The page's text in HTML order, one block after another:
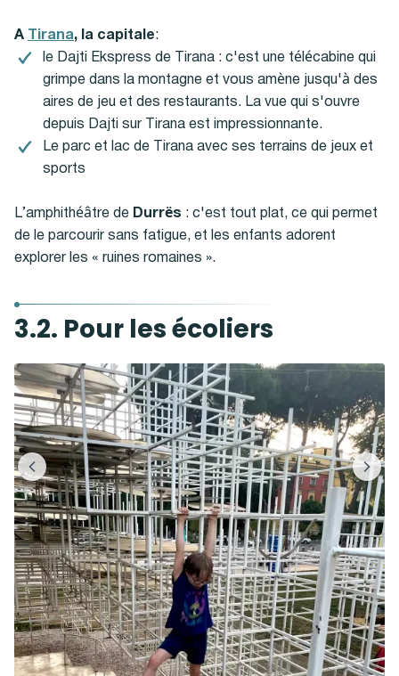
A Tirana, la capitale:
e Dajti Ekspress de Tirana : c'est une télécabine qui
grimpe dans la montagne et vous amène jusqu'à des
aires de jeu et des restaurants. La vue qui s'ouvre
depuis Dajti sur Tirana est impressionnante.
Le parc et lac de Tirana avec ses terrains de jeux et
sports
L’amphithéâtre de Durrës : c'est tout plat, ce qui permet
de le parcourir sans fatigue, et les enfants adorent
explorer les « ruines romaines ».
3.2. Pour les écoliers